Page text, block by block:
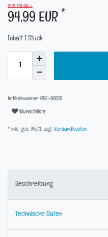
UVP 119,99 €
94,99 EUR
*
Inhalt Stück
Artikelnummer REE-80510
Wunschliste
* inkl. ges. MwSt. zzgl. Versandkosten
Beschreibung
Technische Daten